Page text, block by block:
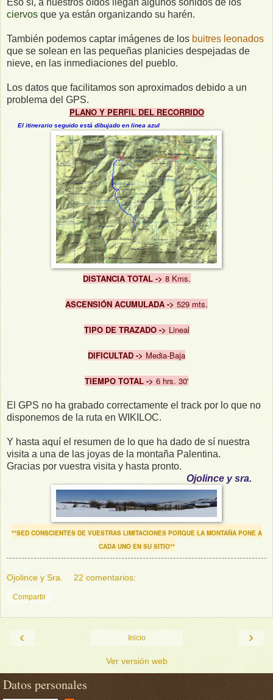
ciervos que ya están organizando su harén.
También podemos captar imágenes de los buitres leonados
que se solean en las pequeñas planicies despejadas de
nieve, en las inmediaciones del pueblo.
Los datos que facilitamos son aproximados debido a un
problema del GPS.
PLANO Y PERFIL DEL RECORRIDO
El itinerario seguido está dibujado en linea azul
DISTANCIA TOTAL -> 8 Kms.
ASCENSIÓN ACUMULADA -> 529 mts.
TIPO DE TRAZADO -> Lineal
DIFICULTAD -> Media-Baja
TIEMPO TOTAL -> 6 hrs. 30'
El GPS no ha grabado correctamente el track por lo que no
disponemos de la ruta en WIKILOC.
Y hasta aquí el resumen de lo que ha dado de sí nuestra
visita a una de las joyas de la montaña Palentina.
Gracias por vuestra visita y hasta pronto.
Ojolince y sra.
**SED CONSCIENTES DE VUESTRAS LIMITACIONES PORQUE LA MONTAÑA PONE A
CADA UNO EN SU SITIO**
Ojolince y Sra. 22 comentarios:
Compartir
‹ ›
Inicio
Ver versión web
Datos personales